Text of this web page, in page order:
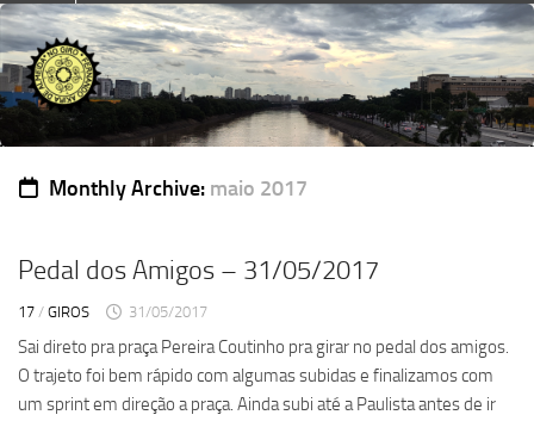
Skip
to
content
Monthly Archive: maio 2017
Pedal dos Amigos – 31/05/2017
17 / GIROS 31/05/2017
Sai direto pra praça Pereira Coutinho pra girar no pedal dos amigos.
O trajeto foi bem rápido com algumas subidas e finalizamos com
um sprint em direção a praça. Ainda subi até a Paulista antes de ir